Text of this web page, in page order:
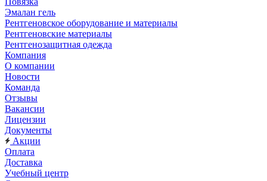
Эмалан гель
Рентгеновское оборудование и материалы
Рентгеновские материалы
Рентгенозащитная одежда
Компания
О компании
Новости
Команда
Отзывы
Вакансии
Лицензии
Документы
Акции
Оплата
Доставка
Учебный центр